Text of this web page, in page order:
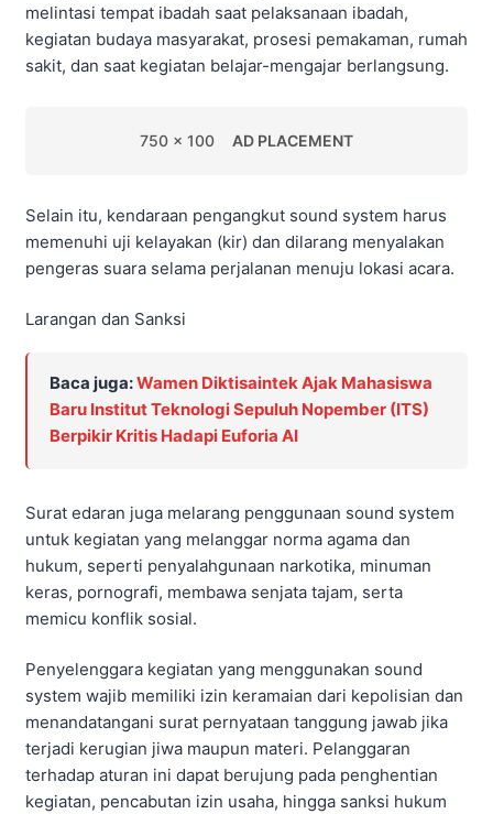
melintasi tempat ibadah saat pelaksanaan ibadah,
kegiatan budaya masyarakat, prosesi pemakaman, rumah
sakit, dan saat kegiatan belajar-mengajar berlangsung.
750 x 100 AD PLACEMENT
Selain itu, kendaraan pengangkut sound system harus
memenuhi uji kelayakan (kir) dan dilarang menyalakan
pengeras suara selama perjalanan menuju lokasi acara.
Larangan dan Sanksi
Baca juga:Wamen Diktisaintek Ajak Mahasiswa
Baru Institut Teknologi Sepuluh Nopember (ITS)
Berpikir Kritis Hadapi Euforia AI
Surat edaran juga melarang penggunaan sound system
untuk kegiatan yang melanggar norma agama dan
hukum, seperti penyalahgunaan narkotika, minuman
keras, pornografi, membawa senjata tajam, serta
memicu konflik sosial.
Penyelenggara kegiatan yang menggunakan sound
system wajib memiliki izin keramaian dari kepolisian dan
menandatangani surat pernyataan tanggung jawab jika
terjadi kerugian jiwa maupun materi. Pelanggaran
terhadap aturan ini dapat berujung pada penghentian
kegiatan, pencabutan izin usaha, hingga sanksi hukum